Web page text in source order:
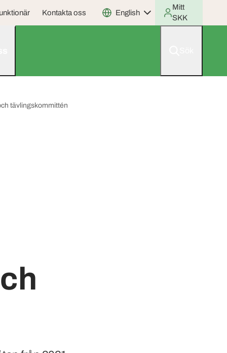
Kontakta oss English
Mitt
SKK
tävlingskommittén